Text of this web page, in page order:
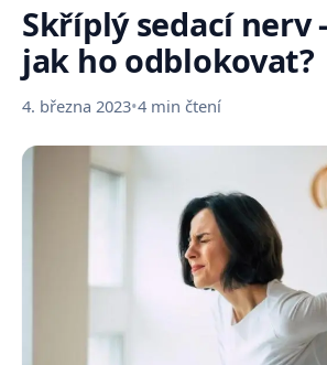
Skříplý sedací nerv
jak ho odblokovat?
4. března 2023•4 min čtení